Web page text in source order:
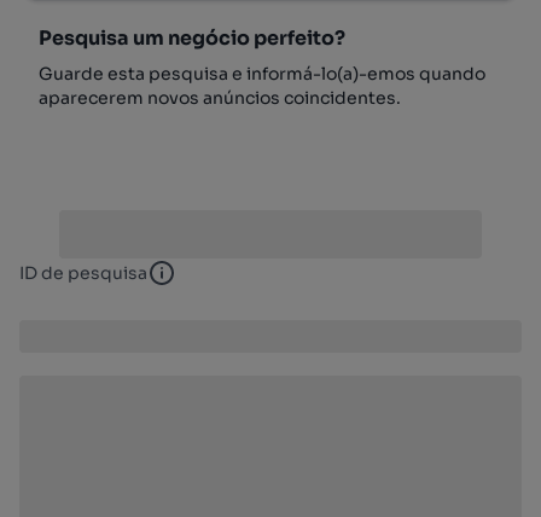
Pesquisa um negócio perfeito?
Guarde esta pesquisa e informá-lo(a)-emos quando
aparecerem novos anúncios coincidentes.
ID de pesquisa ID de pesquisa